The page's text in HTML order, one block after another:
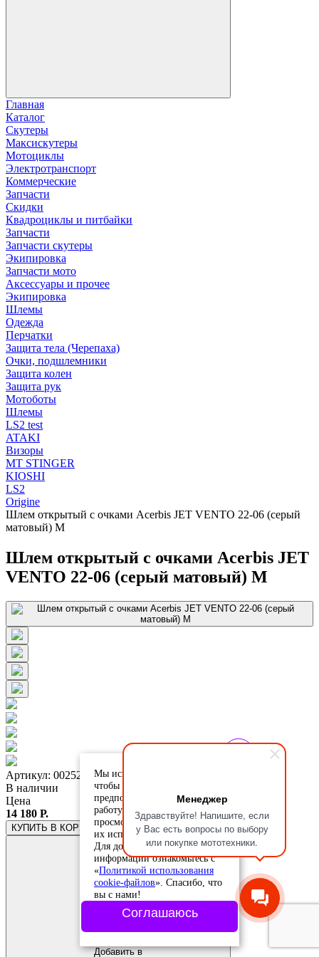
Менеджер
Здравствуйте! Напишите, если
у Вас есть вопросы по выбору
или покупке мототехники.
Главная
Каталог
Скутеры
Максискутеры
Мотоциклы
Электротранспорт
Коммерческие
Запчасти
Скидки
Квадроциклы и питбайки
Запчасти
Запчасти скутеры
Экипировка
Запчасти мото
Аксессуары и прочее
Экипировка
Шлемы
Одежда
Перчатки
Защита тела (Черепаха)
Очки, подшлемники
Защита колен
Защита рук
Мотоботы
Шлемы
LS2 test
ATAKI
Визоры
MT STINGER
KIOSHI
LS2
Origine
Шлем открытый с очками Acerbis JET VENTO 22-06 (серый
матовый) M
Шлем открытый с очками Acerbis JET
VENTO 22-06 (серый матовый) M
Артикул: 0025273.070.064
В наличии
Цена
14 180 Р.
КУПИТЬ В КОРЗИНЕ
Добавить в
Мы используем cookie-файлы,
чтобы учесть ваши
предпочтения и улучшить
работу сайта. Продолжая
просмотр, вы соглашаетесь с
их использованием.
Для дополнительной
информации ознакомьтесь с
«Политикой использования
cookie-файлов». Спасибо, что
вы с нами!
Соглашаюсь